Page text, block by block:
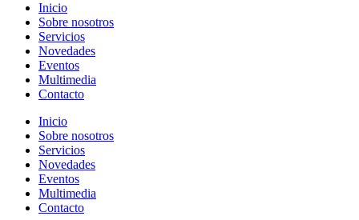
Inicio
Sobre nosotros
Servicios
Novedades
Eventos
Multimedia
Contacto
Inicio
Sobre nosotros
Servicios
Novedades
Eventos
Multimedia
Contacto